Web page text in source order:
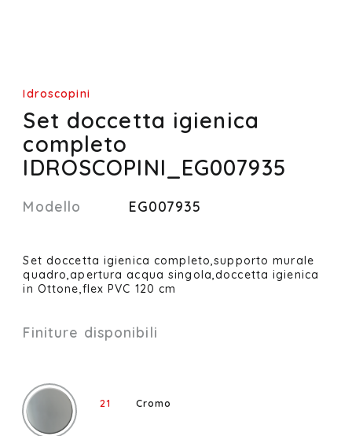
Idroscopini
Set doccetta igienica
completo
IDROSCOPINI_EG007935
Modello EG007935
Set doccetta igienica completo,supporto murale
quadro,apertura acqua singola,doccetta igienica
in Ottone,flex PVC 120 cm
Finiture disponibili
21 Cromo